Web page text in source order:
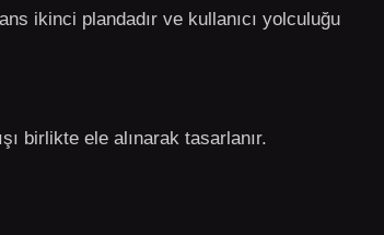
ikinci plandadır ve kullanıcı yolculuğu
birlikte ele alınarak tasarlanır.